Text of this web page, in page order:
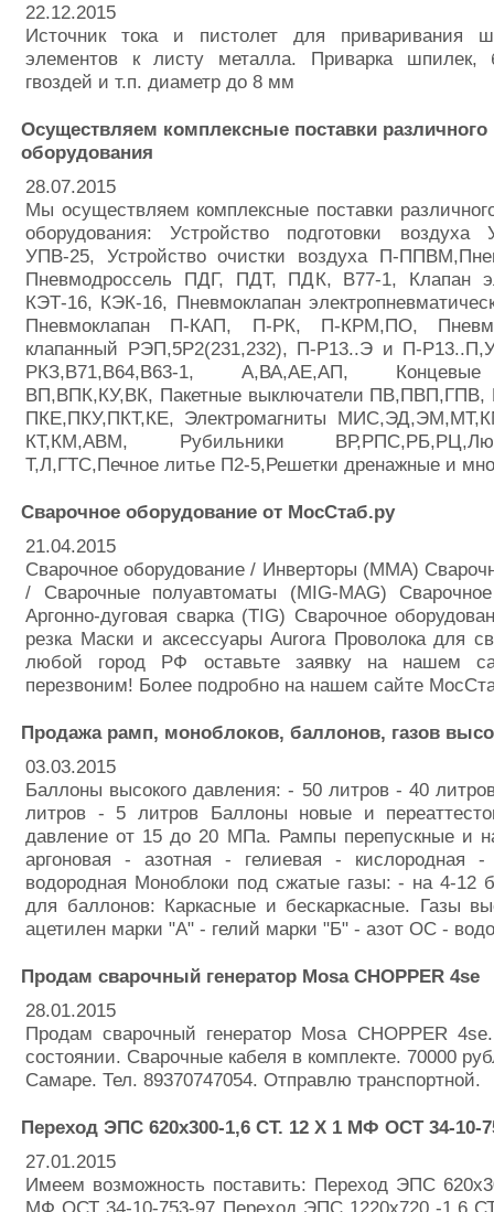
22.12.2015
Источник тока и пистолет для приваривания
элементов к листу металла. Приварка шпилек,
гвоздей и т.п. диаметр до 8 мм
Осуществляем комплексные поставки
оборудования
28.07.2015
Мы осуществляем комплексные поставки
оборудования: Устройство подготовки
УПВ-25, Устройство очистки воздуха П-
Пневмодроссель ПДГ, ПДТ, ПДК, В77-1, Клапан
КЭТ-16, КЭК-16, Пневмоклапан
Пневмоклапан П-КАП, П-РК, П-КРМ,ПО,
клапанный РЭП,5Р2(231,232), П-Р13..Э и П-
РКЗ,В71,В64,В63-1, А,ВА,АЕ,АП, Концевые
ВП,ВПК,КУ,ВК, Пакетные выключатели ПВ,ПВП,ГПВ,
ПКЕ,ПКУ,ПКТ,КЕ, Электромагниты
КТ,КМ,АВМ, Рубильники
Т,Л,ГТС,Печное литье П2-5,Решетки дренажные и
Сварочное оборудование от МосСтаб.ру
21.04.2015
Сварочное оборудование / Инверторы (MMA)
/ Сварочные полуавтоматы (MIG-MAG)
Аргонно-дуговая сварка (TIG) Сварочное
резка Маски и аксессуары Aurora Проволока для
любой город РФ оставьте заявку на нашем
перезвоним! Более подробно на нашем сайте
Продажа рамп, моноблоков, баллонов, газов
03.03.2015
Баллоны высокого давления: - 50 литров - 40
литров - 5 литров Баллоны новые и
давление от 15 до 20 МПа. Рампы перепускные и
аргоновая - азотная - гелиевая - кислородная -
водородная Моноблоки под сжатые газы: - на 4-12
для баллонов: Каркасные и бескаркасные. Газы
ацетилен марки "А" - гелий марки "Б" - азот ОС -
Продам сварочный генератор Mosa CHOPPER 4se
28.01.2015
Продам сварочный генератор Mosa CHOPPER
состоянии. Сварочные кабеля в комплекте. 70000
Самаре. Тел. 89370747054. Отправлю транспортной.
Переход ЭПС 620х300-1,6 СТ. 12 Х 1 МФ ОСТ 34-10-
27.01.2015
Имеем возможность поставить: Переход ЭПС
МФ ОСТ 34-10-753-97 Переход ЭПС 1220х720 -1,6